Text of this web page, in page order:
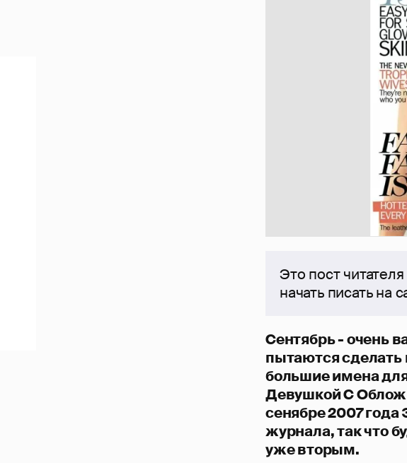
Это пост
начать писать на
Сентябрь - очень
пытаются сделать
большие имена
Девушкой С
сенябре 2007
журнала, так что
уже вторым.